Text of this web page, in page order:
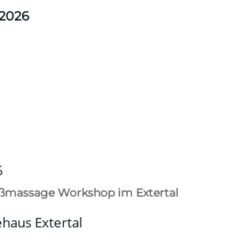
Workshop im Extertal
Extertal